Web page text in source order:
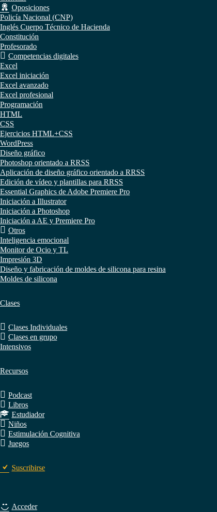
Oposiciones
Policía Nacional (CNP)
Inglés Cuerpo Técnico de Hacienda
Constitución
Profesorado
Competencias digitales
Excel
Excel iniciación
Excel avanzado
Excel profesional
Programación
HTML
CSS
Ejercicios HTML+CSS
WordPress
Diseño gráfico
Photoshop orientado a RRSS
Aplicación de diseño gráfico orientado a RRSS
Edición de vídeo y plantillas para RRSS
Essential Graphics de Adobe Premiere Pro
Iniciación a Illustrator
Iniciación a Photoshop
Iniciación a AE y Premiere Pro
Otros
Inteligencia emocional
Monitor de Ocio y TL
Impresión 3D
Diseño y fabricación de moldes de silicona para resina
Moldes de silicona
Clases
Clases Individuales
Clases en grupo
Intensivos
Recursos
Podcast
Libros
Estudiador
Niños
Estimulación Cognitiva
Juegos
Suscribirse
Acceder